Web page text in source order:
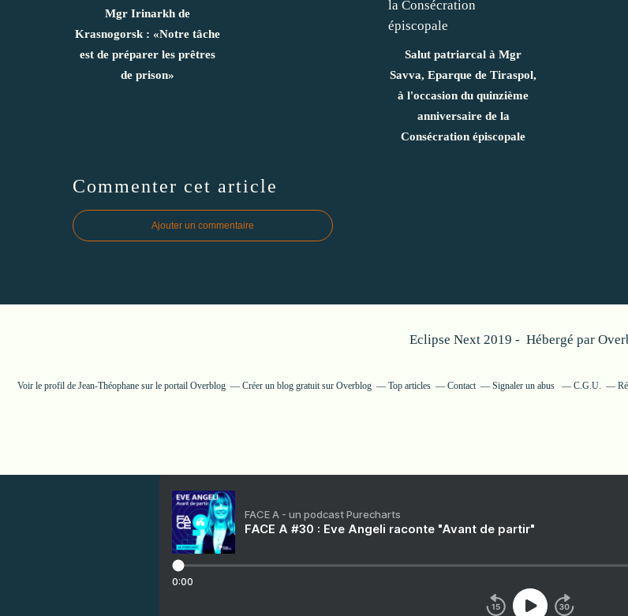
Mgr Irinarkh de
Krasnogorsk : «Notre tâche
est de préparer les prêtres
de prison»
Salut patriarcal à Mgr
Savva, Eparque de Tiraspol,
à l'occasion du quinzième
anniversaire de la
Consécration épiscopale
Commenter cet article
Ajouter un commentaire
Eclipse Next 2019 - Hébergé par
Voir le profil de Jean-Théophane sur le portail Overblog Créer un blog gratuit sur Overblog Top articles Contact Signaler un abus C.G.U.
FACE A - un podcast Purecharts
FACE A #30 : Eve Angeli raconte "Avant de partir"
0:00